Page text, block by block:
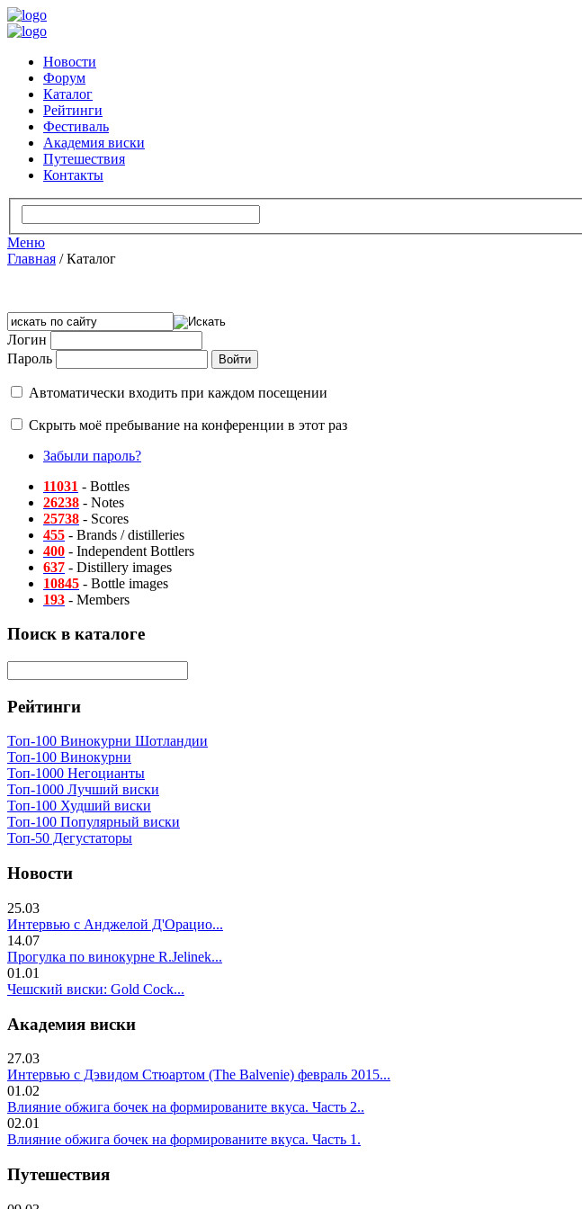
Новости
Форум
Каталог
Рейтинги
Фестиваль
Академия виски
Путешествия
Контакты
Меню
Главная /Каталог
Логин
Пароль
Автоматически входить при каждом посещении
Скрыть моё пребывание на конференции в этот раз
Забыли пароль?
11031 - Bottles
26238 - Notes
25738 - Scores
455 - Brands / distilleries
400 - Independent Bottlers
637 - Distillery images
10845 - Bottle images
193 - Members
Поиск в каталоге
Рейтинги
Топ-100 Винокурни Шотландии
Топ-100 Винокурни
Топ-1000 Негоцианты
Топ-1000 Лучший виски
Топ-100 Худший виски
Топ-100 Популярный виски
Топ-50 Дегустаторы
Новости
25.03
Интервью с Анджелой Д'Орацио...
14.07
Прогулка по винокурне R.Jelinek...
01.01
Чешский виски: Gold Cock...
Академия виски
27.03
Интервью с Дэвидом Стюартом (The Balvenie) февраль 2015...
01.02
Влияние обжига бочек на формированите вкуса. Часть 2..
02.01
Влияние обжига бочек на формированите вкуса. Часть 1.
Путешествия